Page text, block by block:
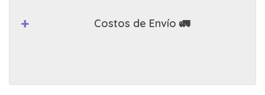
Costos de Envío 🚛